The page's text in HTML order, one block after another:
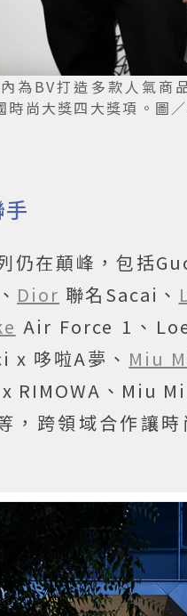
為BV打造多款人氣商
時尚大獎四大獎項。圖
仍在顛峰，包括
、 Dior 聯名Sacai、
Air Force 1、
x 哆啦A夢、 Miu
RIMOWA、Miu
，跨領域合作讓時